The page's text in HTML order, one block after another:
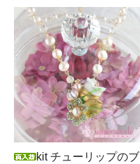
kit チューリップのブ